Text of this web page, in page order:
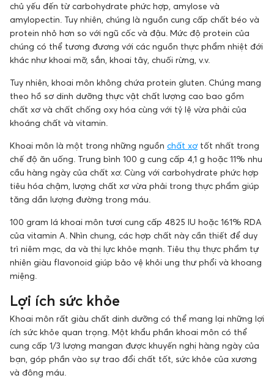
chủ yếu đến từ carbohydrate phức hợp, amylose và
amylopectin. Tuy nhiên, chúng là nguồn cung cấp chất béo và
protein nhỏ hơn so với ngũ cốc và đậu. Mức độ protein của
chúng có thể tương đương với các nguồn thực phẩm nhiệt đới
khác như khoai mỡ, sắn, khoai tây, chuối rừng, v.v.
Tuy nhiên, khoai môn không chứa protein gluten. Chúng mang
theo hồ sơ dinh dưỡng thực vật chất lượng cao bao gồm
chất xơ và chất chống oxy hóa cùng với tỷ lệ vừa phải của
khoáng chất và vitamin.
Khoai môn là một trong những nguồn chất xơ tốt nhất trong
chế độ ăn uống. Trung bình 100 g cung cấp 4,1 g hoặc 11% nhu
cầu hàng ngày của chất xơ. Cùng với carbohydrate phức hợp
tiêu hóa chậm, lượng chất xơ vừa phải trong thực phẩm giúp
tăng dần lượng đường trong máu.
100 gram lá khoai môn tươi cung cấp 4825 IU hoặc 161% RDA
của vitamin A. Nhìn chung, các hợp chất này cần thiết để duy
trì niêm mạc, da và thị lực khỏe mạnh. Tiêu thụ thực phẩm tự
nhiên giàu flavonoid giúp bảo vệ khỏi ung thư phổi và khoang
miệng.
Lợi ích sức khỏe
Khoai môn rất giàu chất dinh dưỡng có thể mang lại những lợi
ích sức khỏe quan trọng. Một khẩu phần khoai môn có thể
cung cấp 1/3 lượng mangan được khuyến nghị hàng ngày của
bạn, góp phần vào sự trao đổi chất tốt, sức khỏe của xương
và đông máu.